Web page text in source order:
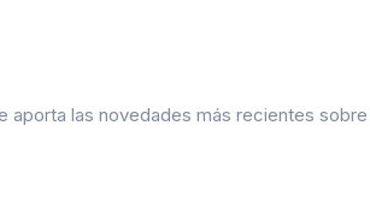
aporta las novedades más recientes sobre